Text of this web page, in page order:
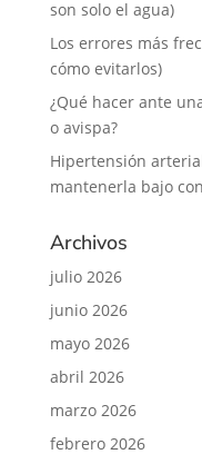
son solo el agua)
Los errores más
cómo evitarlos)
¿Qué hacer ante
o avispa?
Hipertensión
mantenerla bajo
Archivos
julio 2026
junio 2026
mayo 2026
abril 2026
marzo 2026
febrero 2026